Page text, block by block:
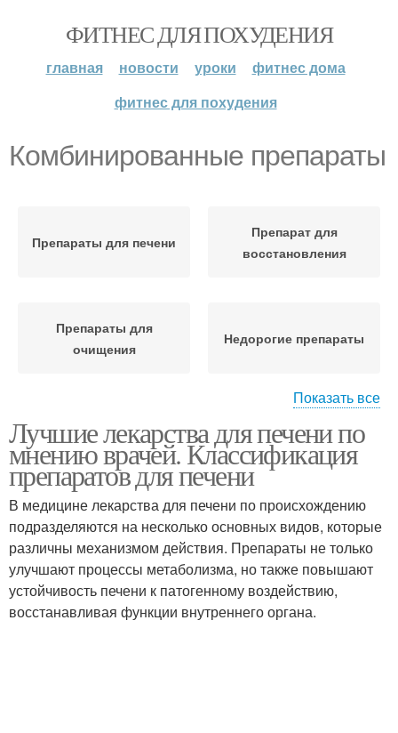
ФИТНЕС ДЛЯ ПОХУДЕНИЯ
главная новости уроки
фитнес дома
фитнес для похудения
Комбинированные препараты
Препараты для печени
Препарат для
восстановления
Препараты для
очищения
Недорогие препараты
препараты
Немецкий препарат
Препарат для печени
Препараты для
восстановления
Показать все
Лучшие лекарства для печени по
мнению врачей. Классификация
препаратов для печени
В медицине лекарства для печени по происхождению
подразделяются на несколько основных видов, которые
различны механизмом действия. Препараты не только
улучшают процессы метаболизма, но также повышают
устойчивость печени к патогенному воздействию,
восстанавливая функции внутреннего органа.